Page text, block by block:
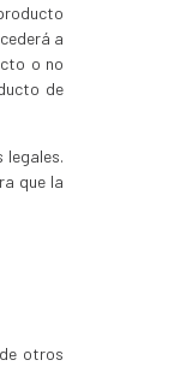
a
o no
de
legales.
que la
otros